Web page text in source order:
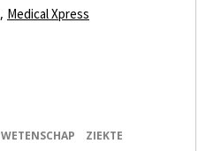
, Medical Xpress
WETENSCHAP ZIEKTE